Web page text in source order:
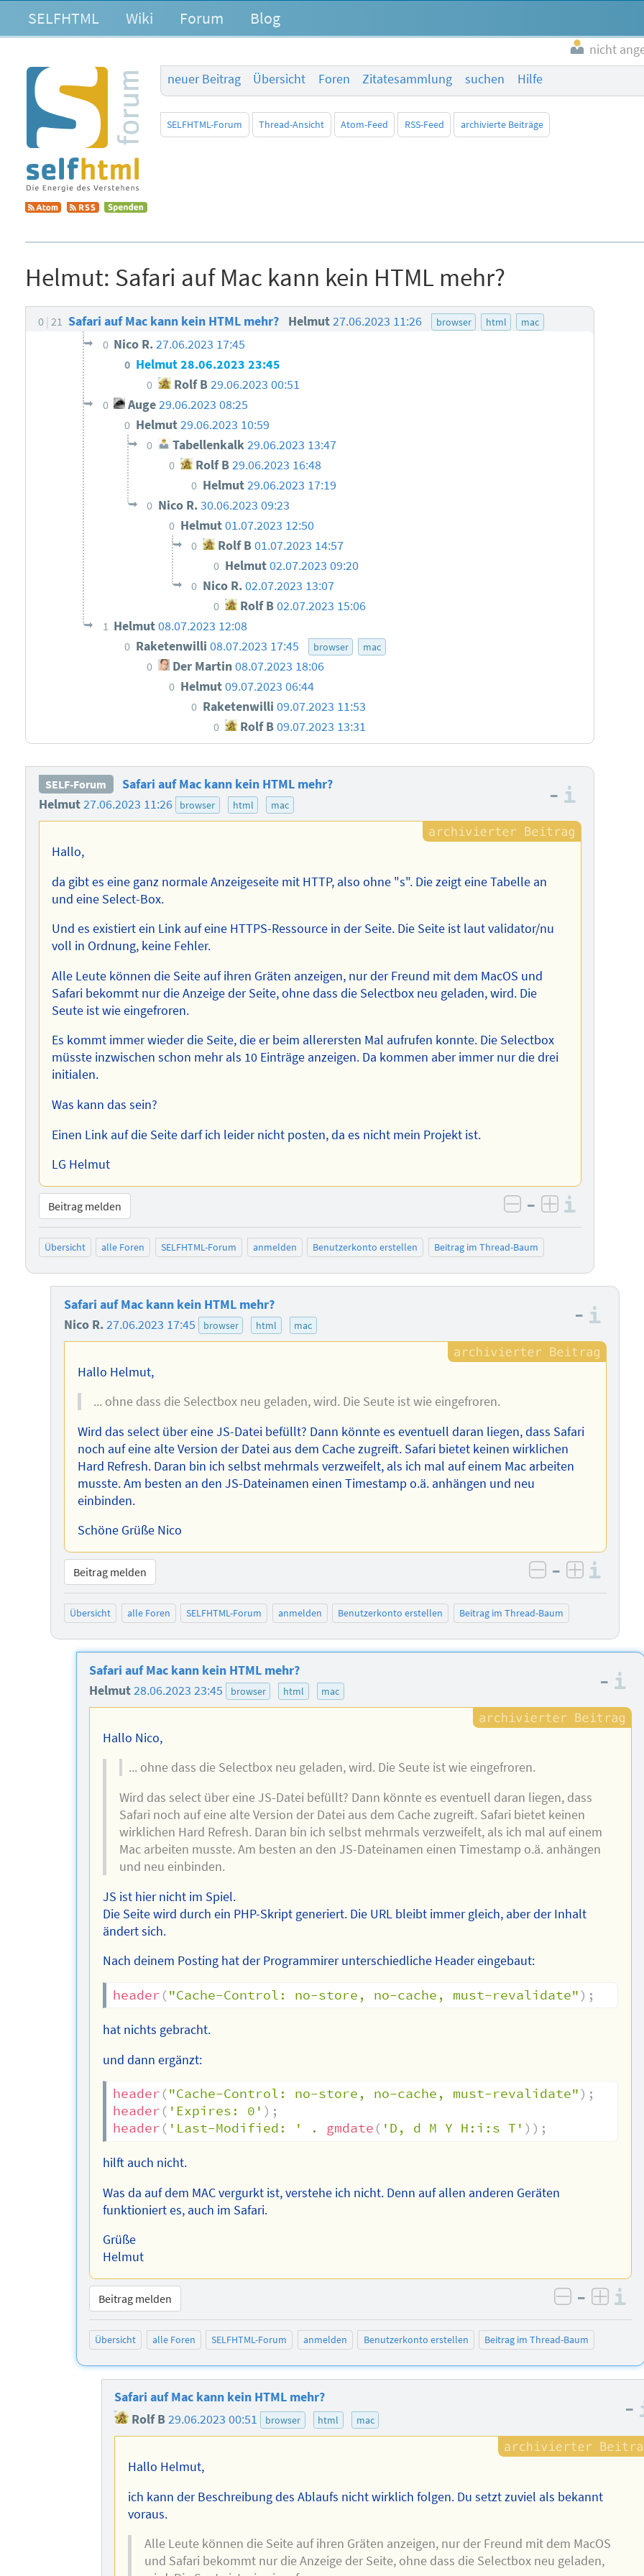
SELFHTML Wiki Forum Blog
nicht
neuer Beitrag
Übersicht Foren Zitatesammlung suchen Hilfe
SELFHTML-Forum Thread-Ansicht Atom-Feed RSS-Feed archivierte Beiträge
Helmut: Safari auf Mac kann kein HTML mehr?
0 21 Safari auf Mac kann kein HTML mehr? Helmut27.06.2023 11:26 browser html mac
0 Nico R.27.06.2023 17:45
0 Helmut28.06.2023 23:45
0 Rolf B29.06.2023 00:51
0 Auge29.06.2023 08:25
0 Helmut29.06.2023 10:59
0 Tabellenkalk29.06.2023 13:47
0 Rolf B 29.06.2023 16:48
0 Helmut29.06.2023 17:19
0 Nico R.30.06.2023 09:23
0 Helmut01.07.2023 12:50
0 Rolf B01.07.2023 14:57
0 Helmut02.07.2023 09:20
0 Nico R.02.07.2023 13:07
0 Rolf B02.07.2023 15:06
1 Helmut08.07.2023 12:08
0 Raketenwilli08.07.2023 17:45 browser mac
0 Der Martin08.07.2023 18:06
0 Helmut09.07.2023 06:44
0 Raketenwilli 09.07.2023 11:53
0 Rolf B09.07.2023 13:31
SELF-Forum
Safari auf Mac kann kein HTML mehr?
Helmut27.06.2023 11:26 browser html mac –
Hallo,
da gibt es eine ganz normale Anzeigeseite mit HTTP, also ohne "s". Die zeigt eine Tabelle an
und eine Select-Box.
Und es existiert ein Link auf eine HTTPS-Ressource in der Seite. Die Seite ist laut validator/nu
voll in Ordnung, keine Fehler.
Alle Leute können die Seite auf ihren Gräten anzeigen, nur der Freund mit dem MacOS und
Safari bekommt nur die Anzeige der Seite, ohne dass die Selectbox neu geladen, wird. Die
Seute ist wie eingefroren.
Es kommt immer wieder die Seite, die er beim allerersten Mal aufrufen konnte. Die Selectbox
müsste inzwischen schon mehr als 10 Einträge anzeigen. Da kommen aber immer nur die drei
initialen.
Was kann das sein?
Einen Link auf die Seite darf ich leider nicht posten, da es nicht mein Projekt ist.
LG Helmut
Beitrag melden negativ bewerten
– positiv
Übersicht alle Foren SELFHTML-Forum anmelden Benutzerkonto erstellen Beitrag im Thread-Baum
Safari auf Mac kann kein HTML mehr?
Nico R.27.06.2023 17:45 browser html mac –
Hallo Helmut,
... ohne dass die Selectbox neu geladen, wird. Die Seute ist wie eingefroren.
Wird das select über eine JS-Datei befüllt? Dann könnte es eventuell daran liegen, dass Safari
noch auf eine alte Version der Datei aus dem Cache zugreift. Safari bietet keinen wirklichen
Hard Refresh. Daran bin ich selbst mehrmals verzweifelt, als ich mal auf einem Mac arbeiten
musste. Am besten an den JS-Dateinamen einen Timestamp o.ä. anhängen und neu
einbinden.
Schöne Grüße Nico
Beitrag melden negativ
– positiv
Übersicht alle Foren SELFHTML-Forum anmelden Benutzerkonto erstellen Beitrag im Thread-Baum
Safari auf Mac kann kein HTML mehr?
Helmut28.06.2023 23:45 browser html mac –
Hallo Nico,
... ohne dass die Selectbox neu geladen, wird. Die Seute ist wie eingefroren.
Wird das select über eine JS-Datei befüllt? Dann könnte es eventuell daran liegen, dass
Safari noch auf eine alte Version der Datei aus dem Cache zugreift. Safari bietet keinen
wirklichen Hard Refresh. Daran bin ich selbst mehrmals verzweifelt, als ich mal auf einem
Mac arbeiten musste. Am besten an den JS-Dateinamen einen Timestamp o.ä. anhängen
und neu einbinden.
JS ist hier nicht im Spiel.
Die Seite wird durch ein PHP-Skript generiert. Die URL bleibt immer gleich, aber der Inhalt
ändert sich.
Nach deinem Posting hat der Programmirer unterschiedliche Header eingebaut:
header ("Cache-Control: no-store, no-cache, must-revalidate") ;
hat nichts gebracht.
und dann ergänzt:
header ("Cache-Control: no-store, no-cache, must-revalidate") ;
header ( 'Expires: 0' ) ;
header ( 'Last-Modified: ' . gmdate ( 'D, d M Y H:i:s T' ) ) ;
hilft auch nicht.
Was da auf dem MAC vergurkt ist, verstehe ich nicht. Denn auf allen anderen Geräten
funktioniert es, auch im Safari.
Grüße
Helmut
Beitrag melden negativ
–
Übersicht alle Foren SELFHTML-Forum anmelden Benutzerkonto erstellen Beitrag im Thread-Baum
Safari auf Mac kann kein HTML mehr?
Rolf B29.06.2023 00:51 browser html mac
–
Hallo Helmut,
ich kann der Beschreibung des Ablaufs nicht wirklich folgen. Du setzt zuviel als bekannt
voraus.
Alle Leute können die Seite auf ihren Gräten anzeigen, nur der Freund mit dem MacOS
und Safari bekommt nur die Anzeige der Seite, ohne dass die Selectbox neu geladen,